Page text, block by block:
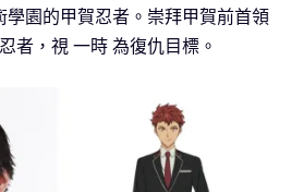
學園的甲賀忍者。崇拜甲賀前首領
者，視 一時 為復仇目標。